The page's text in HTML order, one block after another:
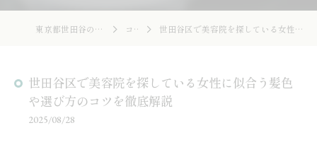
東京都世田谷の美容院ならLibcolor コラム 世田谷区で美容院を探している女性に似合う髪色や選び方のコツを徹底解説
世田谷区で美容院を探している女性に似合う髪色
や選び方のコツを徹底解説
2025/08/28